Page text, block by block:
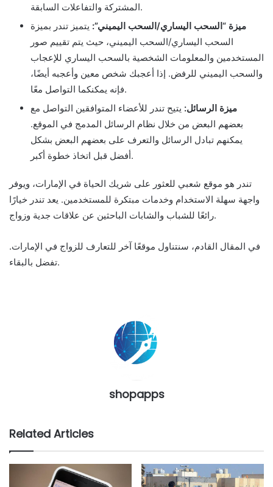
المشتركة والتفاعلات السابقة.
ميزة “السحب اليساري/السحب اليميني”: يتميز تندر بميزة
السحب اليساري/السحب اليميني، حيث يتم تقييم صور
المستخدمين والمعلومات الشخصية بالسحب اليساري للإعجاب
والسحب اليميني للرفض. إذا أعجبك شخص معين وأعجبه أيضًا،
فإنه يمكنكما التواصل معًا.
ميزة الرسائل: يتيح تندر للأعضاء المتوافقين التواصل مع
بعضهم البعض من خلال نظام الرسائل المدمج في الموقع.
يمكنهم تبادل الرسائل والتعرف على بعضهم البعض بشكل
أفضل قبل اتخاذ خطوة أكبر.
تندر هو موقع شعبي للعثور على شريك الحياة في الإمارات، ويوفر
واجهة سهلة الاستخدام وخدمات مبتكرة للمستخدمين. يعد تندر خيارًا
رائعًا للشباب والشابات الباحثين عن علاقات جدية وزواج.
في المقال القادم، سنتناول موقعًا آخر للتعارف للزواج في الإمارات.
تفضل بالبقاء.
shopapps
Related Articles